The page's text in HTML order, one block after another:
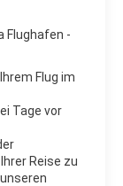
Flughafen -
Flug im
Tage vor
Reise zu